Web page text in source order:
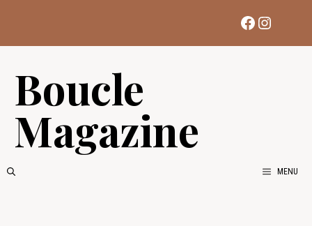
contenu
Facebook
Boucle
Magazine
MENU